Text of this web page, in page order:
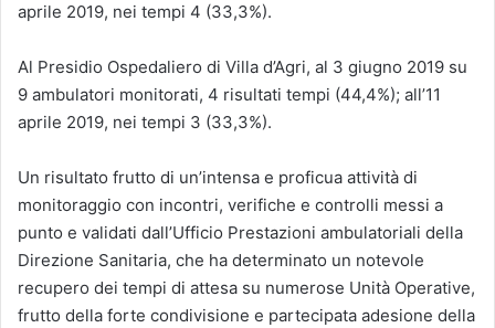
aprile 2019, nei tempi 4 (33,3%).
Al Presidio Ospedaliero di Villa d’Agri, al 3 giugno 2019 su
9 ambulatori monitorati, 4 risultati tempi (44,4%); all’11
aprile 2019, nei tempi 3 (33,3%).
Un risultato frutto di un’intensa e proficua attività di
monitoraggio con incontri, verifiche e controlli messi a
punto e validati dall’Ufficio Prestazioni ambulatoriali della
Direzione Sanitaria, che ha determinato un notevole
recupero dei tempi di attesa su numerose Unità Operative,
frutto della forte condivisione e partecipata adesione della